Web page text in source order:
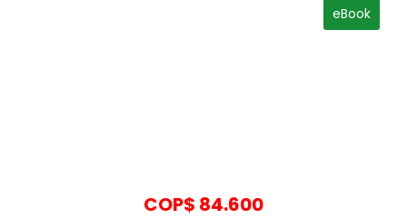
eBook
COP$ 84.600